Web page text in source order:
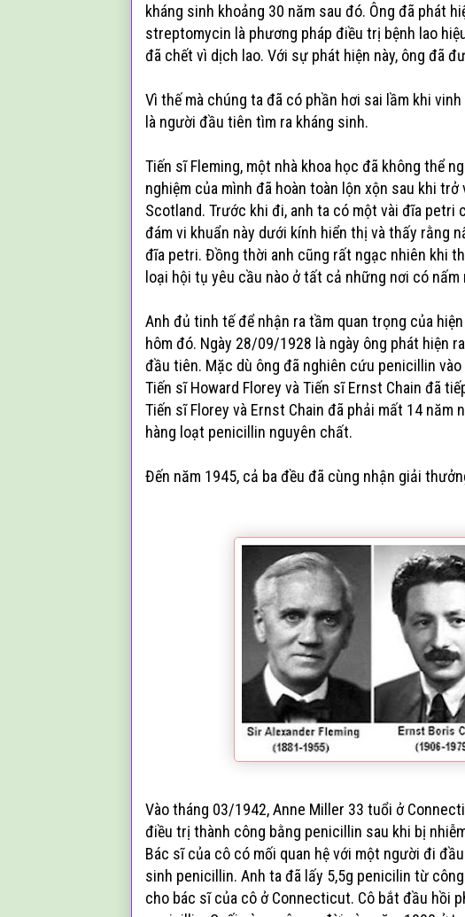
kháng sinh khoảng 30 năm sau đó. Ông đã phát
streptomycin là phương pháp điều trị bệnh lao
đã chết vì dịch lao. Với sự phát hiện này, ông đã
Vì thế mà chúng ta đã có phần hơi sai lầm khi
là người đầu tiên tìm ra kháng sinh.
Tiến sĩ Fleming, một nhà khoa học đã không thể
nghiệm của mình đã hoàn toàn lộn xộn sau khi
Scotland. Trước khi đi, anh ta có một vài đĩa petri
đám vi khuẩn này dưới kính hiển thị và thấy rằng
đĩa petri. Đồng thời anh cũng rất ngạc nhiên khi
loại hội tụ yêu cầu nào ở tất cả những nơi có
Anh đủ tinh tế để nhận ra tầm quan trọng của
hôm đó. Ngày 28/09/1928 là ngày ông phát hiện
đầu tiên. Mặc dù ông đã nghiên cứu penicillin
Tiến sĩ Howard Florey và Tiến sĩ Ernst Chain đã
Tiến sĩ Florey và Ernst Chain đã phải mất 14 năm
hàng loạt penicillin nguyên chất.
Đến năm 1945, cả ba đều đã cùng nhận giải
Vào tháng 03/1942, Anne Miller 33 tuổi ở
điều trị thành công bằng penicillin sau khi bị
Bác sĩ của cô có mối quan hệ với một người đi
sinh penicillin. Anh ta đã lấy 5,5g penicilin từ
cho bác sĩ của cô ở Connecticut. Cô bắt đầu hồi